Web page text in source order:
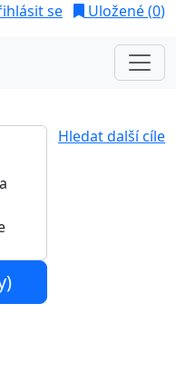
se Uložené (0)
Hledat další cíle